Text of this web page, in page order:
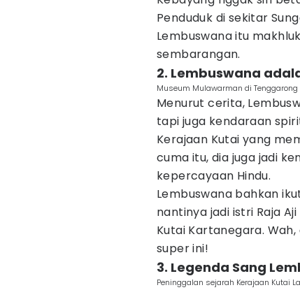
Penduduk di sekitar
Lembuswana itu
sembarangan.
2. Lembuswana
Museum Mulawarman di
Menurut cerita,
tapi juga kendaraan
Kerajaan Kutai yang
cuma itu, dia juga jadi
kepercayaan Hindu.
Lembuswana bahkan
nantinya jadi istri Raja
Kutai Kartanegara.
super ini!
3. Legenda Sang
Peninggalan sejarah Kerajaan Kutai